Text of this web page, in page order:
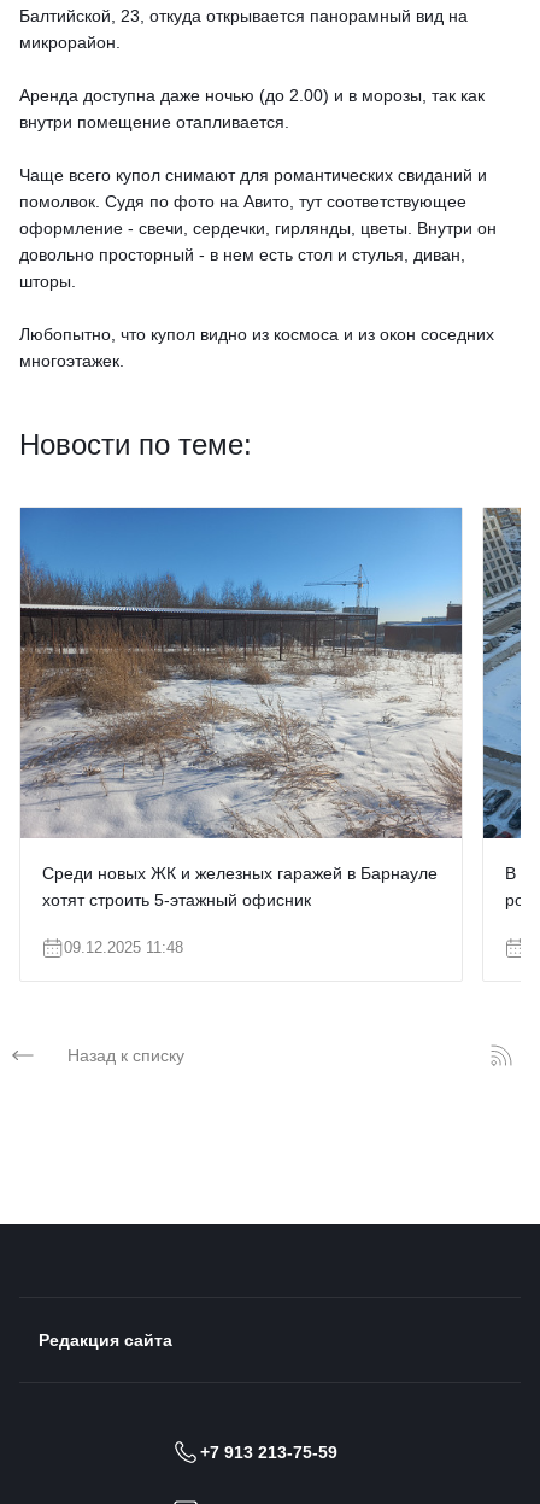
Балтийской, 23, откуда открывается панорамный вид на
микрорайон.
Аренда доступна даже ночью (до 2.00) и в морозы, так как
внутри помещение отапливается.
Чаще всего купол снимают для романтических свиданий и
помолвок. Судя по фото на Авито, тут соответствующее
оформление - свечи, сердечки, гирлянды, цветы. Внутри он
довольно просторный - в нем есть стол и стулья, диван,
шторы.
Любопытно, что купол видно из космоса и из окон соседних
многоэтажек.
Новости по теме:
Среди новых ЖК и железных гаражей в Барнауле
хотят строить 5-этажный офисник
09.12.2025 11:48
В
Назад к списку
Редакция сайта
+7 913 213-75-59